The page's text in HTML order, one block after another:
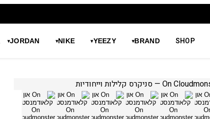
JORDAN
▾ NIKE
▾ YEEZY
▾ BRAND
▾ SHOP